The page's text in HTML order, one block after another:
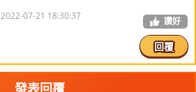
2022-07-21 18:30:37 讚好
回覆
發表回覆